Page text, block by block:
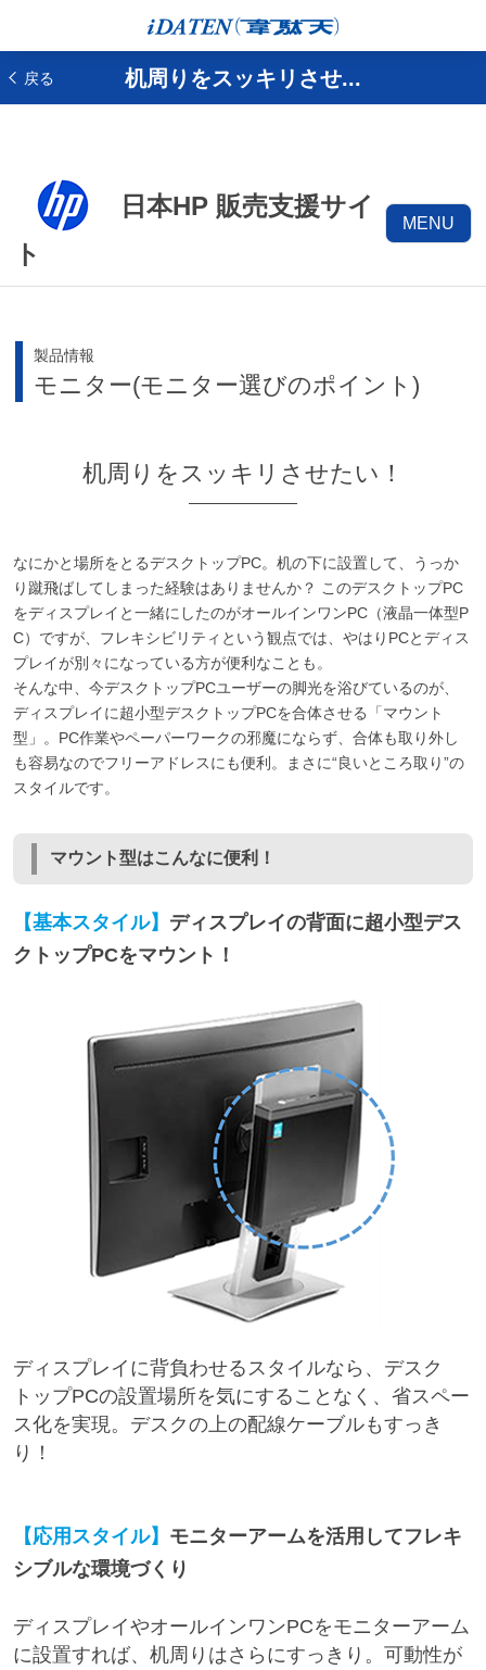
戻る 机周りをスッキリさせ...
日本HP 販売支援サイ
ト
MENU
製品情報
モニター(モニター選びのポイント)
机周りをスッキリさせたい！
なにかと場所をとるデスクトップPC。机の下に設置して、うっか
り蹴飛ばしてしまった経験はありませんか？ このデスクトップPC
をディスプレイと一緒にしたのがオールインワンPC（液晶一体型P
C）ですが、フレキシビリティという観点では、やはりPCとディス
プレイが別々になっている方が便利なことも。
そんな中、今デスクトップPCユーザーの脚光を浴びているのが、
ディスプレイに超小型デスクトップPCを合体させる「マウント
型」。PC作業やペーパーワークの邪魔にならず、合体も取り外し
も容易なのでフリーアドレスにも便利。まさに“良いところ取り”の
スタイルです。
マウント型はこんなに便利！
【基本スタイル】 ディスプレイの背面に超小型デス
クトップPCをマウント！
ディスプレイに背負わせるスタイルなら、デスク
トップPCの設置場所を気にすることなく、省スペー
ス化を実現。デスクの上の配線ケーブルもすっき
り！
【応用スタイル】 モニターアームを活用してフレキ
シブルな環境づくり
ディスプレイやオールインワンPCをモニターアーム
に設置すれば、机周りはさらにすっきり。可動性が